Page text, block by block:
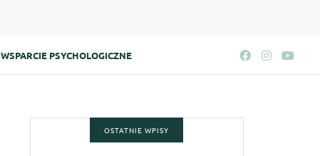
WSPARCIE PSYCHOLOGICZNE
OSTATNIE WPISY